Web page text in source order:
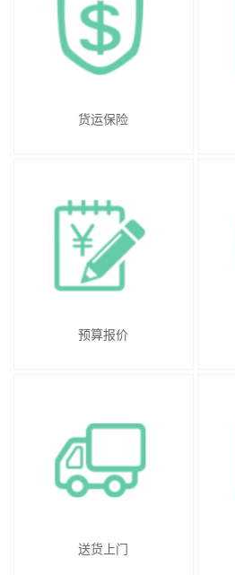
货运保险
预算报价
送货上门